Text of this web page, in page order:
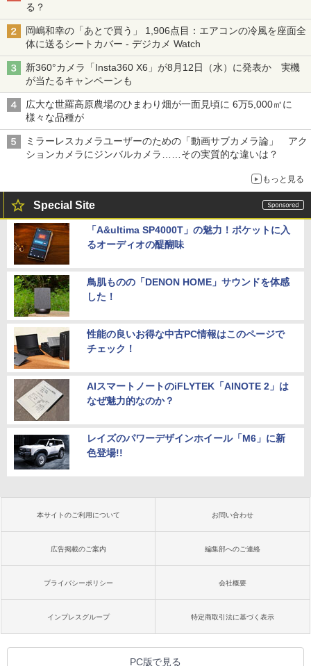
る？
岡嶋和幸の「あとで買う」 1,906点目：エアコンの冷風を座面全
体に送るシートカバー - デジカメ Watch
新360°カメラ「Insta360 X6」が8月12日（水）に発表か 実機
が当たるキャンペーンも
広大な世羅高原農場のひまわり畑が一面見頃に 6万5,000㎡に
様々な品種が
ミラーレスカメラユーザーのための「動画サブカメラ論」 アク
ションカメラにジンバルカメラ……その実質的な違いは？
もっと見る
Special Site
「A&ultima SP4000T」の魅力！ポケットに入
るオーディオの醍醐味
鳥肌ものの「DENON HOME」サウンドを体感
した！
性能の良いお得な中古PC情報はこのページで
チェック！
AIスマートノートのiFLYTEK「AINOTE 2」は
なぜ魅力的なのか？
レイズのパワーデザインホイール「M6」に新
色登場!!
本サイトのご利用について お問い合わせ
広告掲載のご案内 編集部へのご連絡
プライバシーポリシー 会社概要
インプレスグループ 特定商取引法に基づく表示
PC版で見る